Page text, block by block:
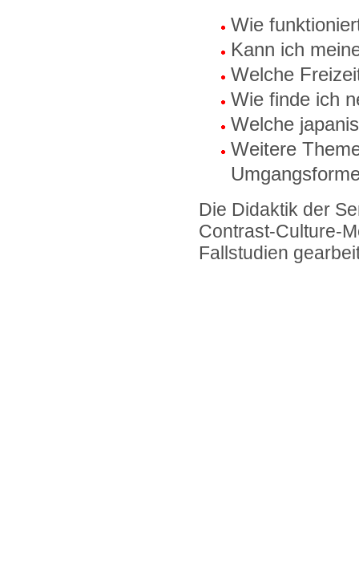
Wie
Kann ich
Welche
Wie finde ich
Welche
Weitere
Die Didaktik der
Contrast-Culture-
Fallstudien